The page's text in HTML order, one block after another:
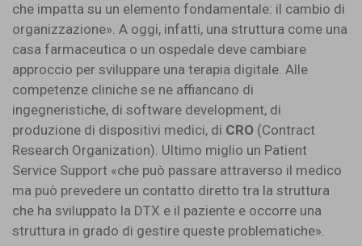
che impatta su un elemento fondamentale: il cambio di
organizzazione». A oggi, infatti, una struttura come una
casa farmaceutica o un ospedale deve cambiare
approccio per sviluppare una terapia digitale. Alle
competenze cliniche se ne affiancano di
ingegneristiche, di software development, di
produzione di dispositivi medici, di CRO (Contract
Research Organization). Ultimo miglio un Patient
Service Support «che può passare attraverso il medico
ma può prevedere un contatto diretto tra la struttura
che ha sviluppato la DTX e il paziente e occorre una
struttura in grado di gestire queste problematiche».